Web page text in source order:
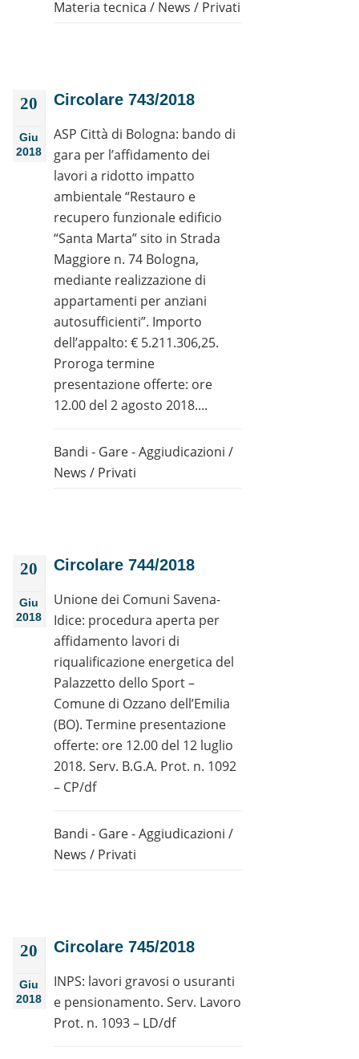
Materia tecnica / News / Privati
20
Giu
2018
Circolare 743/2018
ASP Città di Bologna: bando di
gara per l’affidamento dei
lavori a ridotto impatto
ambientale “Restauro e
recupero funzionale edificio
“Santa Marta” sito in Strada
Maggiore n. 74 Bologna,
mediante realizzazione di
appartamenti per anziani
autosufficienti”. Importo
dell’appalto: € 5.211.306,25.
Proroga termine
presentazione offerte: ore
12.00 del 2 agosto 2018....
Bandi - Gare - Aggiudicazioni /
News / Privati
20
Giu
2018
Circolare 744/2018
Unione dei Comuni Savena-
Idice: procedura aperta per
affidamento lavori di
riqualificazione energetica del
Palazzetto dello Sport –
Comune di Ozzano dell’Emilia
(BO). Termine presentazione
offerte: ore 12.00 del 12 luglio
2018. Serv. B.G.A. Prot. n. 1092
– CP/df
Bandi - Gare - Aggiudicazioni /
News / Privati
20
Giu
2018
Circolare 745/2018
INPS: lavori gravosi o usuranti
e pensionamento. Serv. Lavoro
Prot. n. 1093 – LD/df